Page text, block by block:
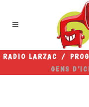
RADIO LARZAC /
GENS